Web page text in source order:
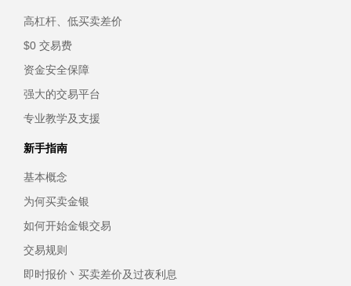
高杠杆、低买卖差价
$0 交易费
资金安全保障
强大的交易平台
专业教学及支援
新手指南
基本概念
为何买卖金银
如何开始金银交易
交易规则
即时报价丶买卖差价及过夜利息